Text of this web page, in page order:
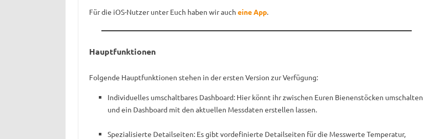
Für die iOS-Nutzer unter Euch haben wir auch eine App.
Hauptfunktionen
Folgende Hauptfunktionen stehen in der ersten Version zur Verfügung:
Individuelles umschaltbares Dashboard: Hier könnt ihr zwischen Euren Bienenstöcken umschalten
und ein Dashboard mit den aktuellen Messdaten erstellen lassen.
Spezialisierte Detailseiten: Es gibt vordefinierte Detailseiten für die Messwerte Temperatur,